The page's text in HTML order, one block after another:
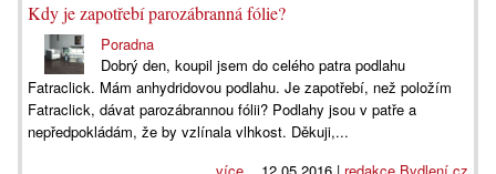
Kdy je zapotřebí parozábranná fólie?
Poradna
Dobrý den, koupil jsem do celého patra podlahu
Fatraclick. Mám anhydridovou podlahu. Je zapotřebí, než položím
Fatraclick, dávat parozábrannou fólii? Podlahy jsou v patře a
nepředpokládám, že by vzlínala vlhkost. Děkuji,...